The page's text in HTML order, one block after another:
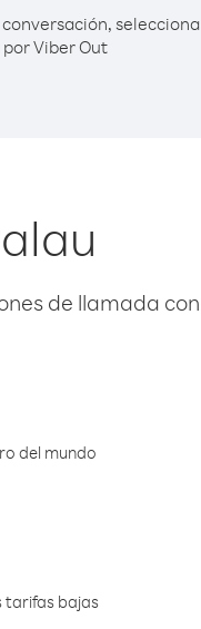
selecciona
Viber Out
de llamada con
del mundo
tarifas bajas